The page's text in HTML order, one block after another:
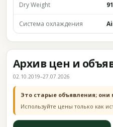
Dry Weight
Система охлаждения
Архив цен и
02.10.2019–27.07.2026
Это старые объявления;
Используйте цены только как